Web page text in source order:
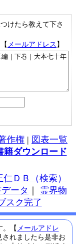
けたら教えて下さ
メールアドレス 】
作権 | 図表一覧
籍ダウンロード
仁ＤＢ（検索）
ータ
霊界物
スク完了
。【 メールアドレ
れましたら是非お